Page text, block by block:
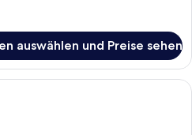
auswählen und Preise sehen
Ein Hotelzimmer mit Bett,